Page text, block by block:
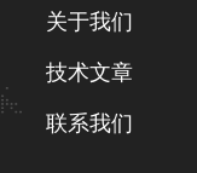
关于我们
技术文章
联系我们